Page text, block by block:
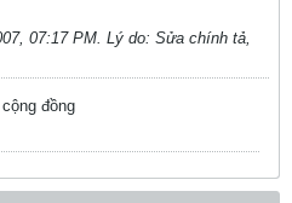
07:17 PM. Lý do: Sửa chính tả,
đồng